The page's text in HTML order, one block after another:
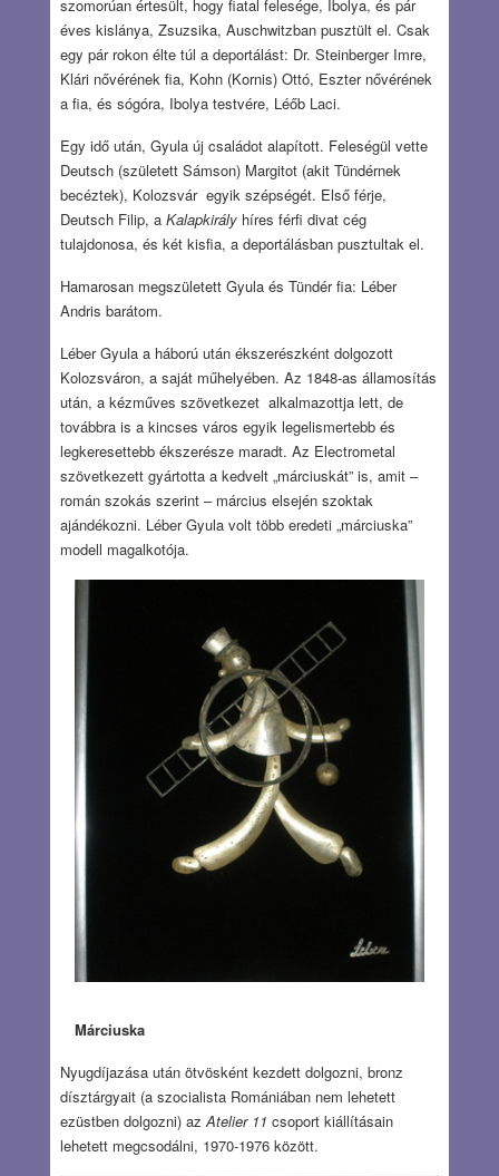
szomorúan értesült, hogy fiatal felesége, Ibolya, és pár
éves kislánya, Zsuzsika, Auschwitzban pusztült el. Csak
egy pár rokon élte túl a deportálást: Dr. Steinberger Imre,
Klári nővérének fia, Kohn (Kornis) Ottó, Eszter nővérének
a fia, és sógóra, Ibolya testvére, Léőb Laci.
Egy idő után, Gyula új családot alapított. Feleségül vette
Deutsch (született Sámson) Margitot (akit Tündérnek
becéztek), Kolozsvár egyik szépségét. Első férje,
Deutsch Filip, a Kalapkirályhíres férfi divat cég
tulajdonosa, és két kisfia, a deportálásban pusztultak el.
Hamarosan megszületett Gyula és Tündér fia: Léber
Andris barátom.
Léber Gyula a háború után ékszerészként dolgozott
Kolozsváron, a saját műhelyében. Az 1848-as államosítás
után, a kézműves szövetkezet alkalmazottja lett, de
továbbra is a kincses város egyik legelismertebb és
legkeresettebb ékszerésze maradt. Az Electrometal
szövetkezett gyártotta a kedvelt „márciuskát” is, amit –
román szokás szerint – március elsején szoktak
ajándékozni. Léber Gyula volt több eredeti „márciuska”
modell magalkotója.
Márciuska
Nyugdíjazása után ötvösként kezdett dolgozni, bronz
dísztárgyait (a szocialista Romániában nem lehetett
ezüstben dolgozni) azAtelier 11 csoport kiállításain
lehetett megcsodálni, 1970-1976 között.